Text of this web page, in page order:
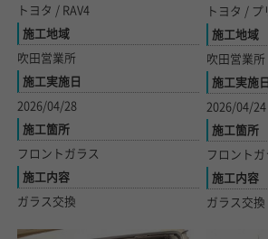
トヨタ / RAV4
施工地域
吹田営業所
施工実施日
2026/04/28
施工箇所
フロントガラス
施工内容
ガラス交換
トヨタ / プ
施工地域
吹田営業所
施工実施日
2026/04/24
施工箇所
フロントガ
施工内容
ガラス交換